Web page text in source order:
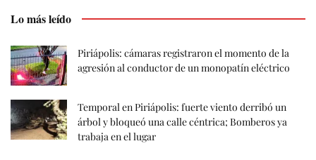
Lo más leído
Piriápolis: cámaras registraron el momento de la
agresión al conductor de un monopatín eléctrico
Temporal en Piriápolis: fuerte viento derribó un
árbol y bloqueó una calle céntrica; Bomberos ya
trabaja en el lugar